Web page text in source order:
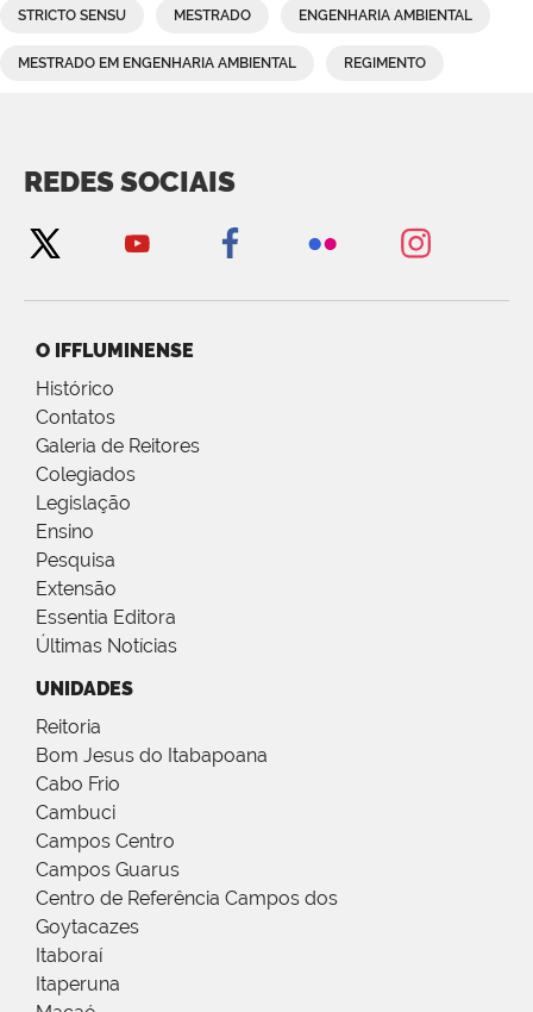
STRICTO SENSU MESTRADO ENGENHARIA AMBIENTAL
MESTRADO EM ENGENHARIA AMBIENTAL REGIMENTO
REDES SOCIAIS
O IFFLUMINENSE
Histórico
Contatos
Galeria de Reitores
Colegiados
Legislação
Ensino
Pesquisa
Extensão
Essentia Editora
Últimas Notícias
UNIDADES
Reitoria
Bom Jesus do Itabapoana
Cabo Frio
Cambuci
Campos Centro
Campos Guarus
Centro de Referência Campos dos
Goytacazes
Itaboraí
Itaperuna